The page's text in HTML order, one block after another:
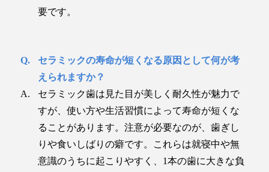
要です。
セラミックの寿命が短くなる原因として何が考
えられますか？
セラミック歯は見た目が美しく耐久性が魅力で
すが、使い方や生活習慣によって寿命が短くな
ることがあります。注意が必要なのが、歯ぎし
りや食いしばりの癖です。これらは就寝中や無
意識のうちに起こりやすく、1本の歯に大きな負